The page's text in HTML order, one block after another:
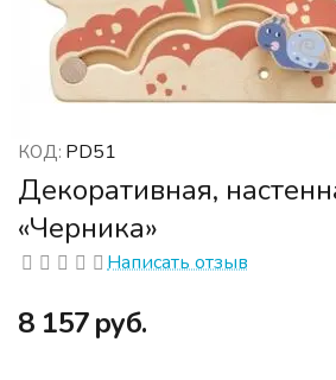
КОД: PD51
Декоративная,
«Черника»
Написать отзыв
‍8 157‍руб.